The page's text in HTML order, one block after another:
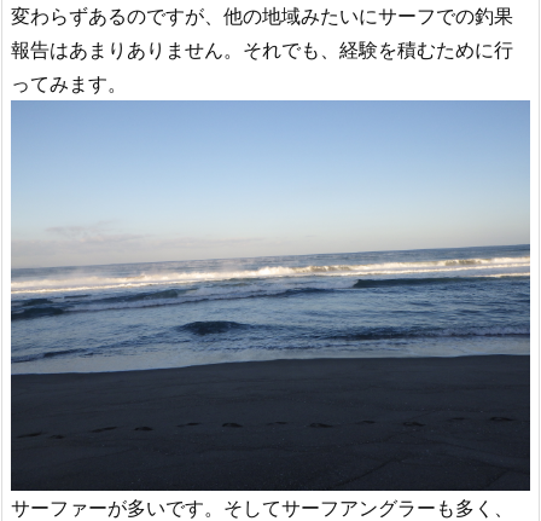
変わらずあるのですが、他の地域みたいにサーフでの釣果
報告はあまりありません。それでも、経験を積むために行
ってみます。
サーファーが多いです。そしてサーフアングラーも多く、